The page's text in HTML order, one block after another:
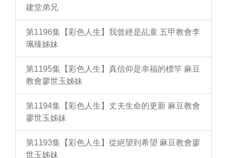
建堂弟兄
第1196集【彩色人生】我曾經是乩童 五甲教會李
珮臻姊妹
第1195集【彩色人生】真信仰是幸福的標竿 麻豆
教會廖世玉姊妹
第1194集【彩色人生】丈夫生命的更新 麻豆教會
廖世玉姊妹
第1193集【彩色人生】從絕望到希望 麻豆教會廖
世玉姊妹